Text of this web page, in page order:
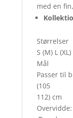
med en
Størrelser
S (M) L (XL)
Mål
Passer til
(105
112) cm
Overvidde: